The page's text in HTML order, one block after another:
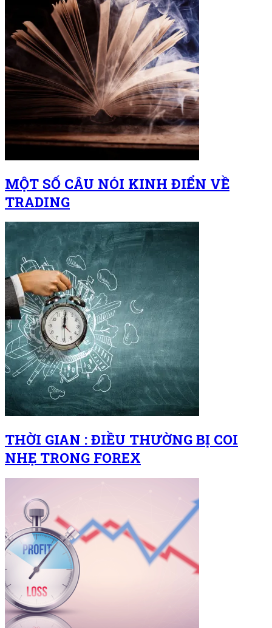
MỘT SỐ CÂU NÓI KINH ĐIỂN VỀ
TRADING
THỜI GIAN : ĐIỀU THƯỜNG BỊ COI
NHẸ TRONG FOREX